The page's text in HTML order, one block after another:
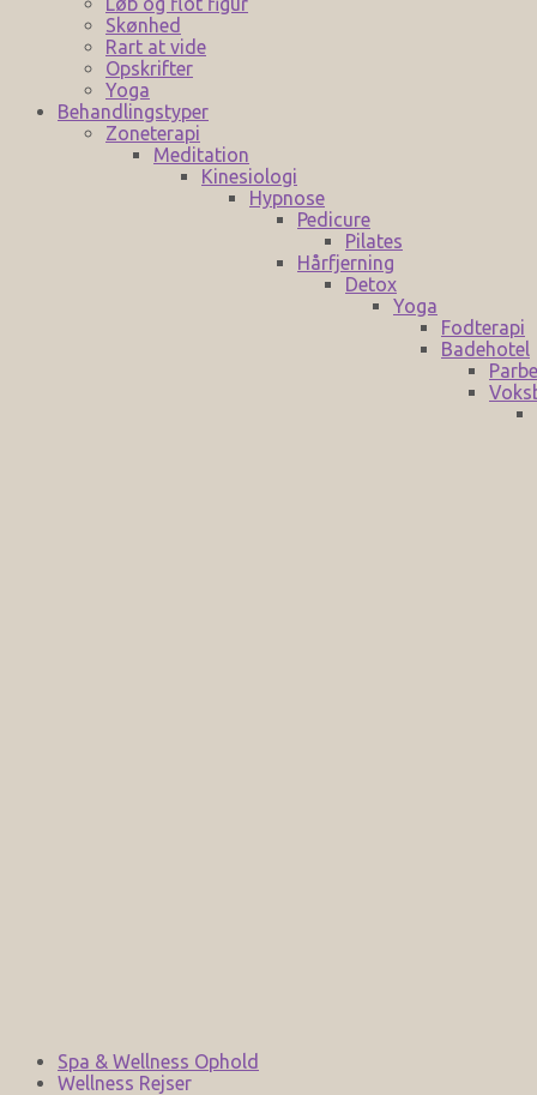
Skønhed
Rart at vide
Opskrifter
Yoga
Behandlingstyper
Zoneterapi
Meditation
Kinesiologi
Hypnose
Pedicure
Pilates
Hårfjerning
Detox
Yoga
Fodterapi
Badehotel
Spa & Wellness Ophold
Wellness Rejser